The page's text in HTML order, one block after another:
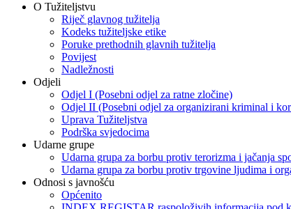
O Tužiteljstvu
Riječ glavnog tužitelja
Kodeks tužiteljske etike
Poruke prethodnih glavnih tužitelja
Povijest
Nadležnosti
Odjeli
Odjel I (Posebni odjel za ratne zločine)
Odjel II (Posebni odjel za organizirani kriminal i
Uprava Tužiteljstva
Podrška svjedocima
Udarne grupe
Udarna grupa za borbu protiv terorizma i jačanja
Udarna grupa za borbu protiv trgovine ljudima i
Odnosi s javnošću
Općenito